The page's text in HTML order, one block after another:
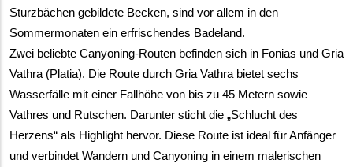
Sturzbächen gebildete Becken, sind vor allem in den
Sommermonaten ein erfrischendes Badeland.
Zwei beliebte Canyoning-Routen befinden sich in Fonias und Gria
Vathra (Platia). Die Route durch Gria Vathra bietet sechs
Wasserfälle mit einer Fallhöhe von bis zu 45 Metern sowie
Vathres und Rutschen. Darunter sticht die „Schlucht des
Herzens“ als Highlight hervor. Diese Route ist ideal für Anfänger
und verbindet Wandern und Canyoning in einem malerischen